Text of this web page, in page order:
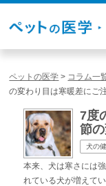
ペットの医学 > コラム一
の変わり目は寒暖差にご
7度
節
犬の
本来、犬は寒さには
れている犬が増えて